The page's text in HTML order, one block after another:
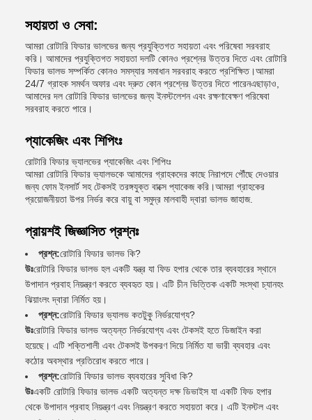
সহায়তা ও সেবা:
আমরা রোটারি ফিডার ভালভের জন্য প্রযুক্তিগত সহায়তা এবং পরিষেবা সরবরাহ
করি। আমাদের প্রযুক্তিগত সহায়তা দলটি কোনও প্রশ্নের উত্তর দিতে এবং রোটারি
ফিডার ভালভ সম্পর্কিত কোনও সমস্যার সমাধান সরবরাহ করতে প্রশিক্ষিত।আমরা
24/7 গ্রাহক সমর্থন অফার এবং দ্রুত কোন প্রশ্নের উত্তর দিতে পারেনএছাড়াও,
আমাদের দল রোটারি ফিডার ভালভের জন্য ইনস্টলেশন এবং রক্ষণাবেক্ষণ পরিষেবা
সরবরাহ করতে পারে।
প্যাকেজিং এবং শিপিংঃ
রোটারি ফিডার ভ্যালভের প্যাকেজিং এবং শিপিংঃ
আমরা রোটারি ফিডার ভ্যালভকে আমাদের গ্রাহকদের কাছে নিরাপদে পৌঁছে দেওয়ার
জন্য ফোম ইনসার্ট সহ টেকসই তরঙ্গযুক্ত বাক্সে প্যাকেজ করি।আমরা গ্রাহকের
প্রয়োজনীয়তা উপর নির্ভর করে বায়ু বা সমুদ্র মালবাহী দ্বারা ভালভ জাহাজ.
প্রায়শই জিজ্ঞাসিত প্রশ্নঃ
প্রশ্ন:রোটারি ফিডার ভালভ কি?
উঃরোটারি ফিডার ভালভ হল একটি যন্ত্র যা ফিড হপার থেকে তার ব্যবহারের স্থানে
উপাদান প্রবাহ নিয়ন্ত্রণ করতে ব্যবহৃত হয়। এটি চীন ভিত্তিক একটি সংস্থা চ্যানহং
ঝিয়াংলং দ্বারা নির্মিত হয়।
প্রশ্ন:রোটারি ফিডার ভ্যালভ কতটুকু নির্ভরযোগ্য?
উঃরোটারি ফিডার ভালভ অত্যন্ত নির্ভরযোগ্য এবং টেকসই হতে ডিজাইন করা
হয়েছে। এটি শক্তিশালী এবং টেকসই উপকরণ দিয়ে নির্মিত যা ভারী ব্যবহার এবং
কঠোর অবস্থার প্রতিরোধ করতে পারে।
প্রশ্ন:রোটারি ফিডার ভালভ ব্যবহারের সুবিধা কি?
উঃএকটি রোটারি ফিডার ভালভ একটি অত্যন্ত দক্ষ ডিভাইস যা একটি ফিড হপার
থেকে উপাদান প্রবাহ নিয়ন্ত্রণ এবং নিয়ন্ত্রণ করতে সহায়তা করে। এটি ইনস্টল এবং